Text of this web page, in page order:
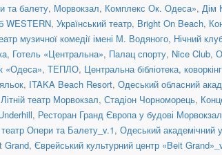
та балету, Морвокзал, Комплекс Ок. Одеса», Дім
WESTERN, Український театр, Bright On Beach,
музичної комедії імені М. Водяного, Нічний
, Готель «Центральна», Палац спорту, Nice Club,
«Одеса», ТЕПЛО, Центральна бібліотека,
, ITAKA Beach Resort, Одеський обласний
Літній театр Морвокзал, Стадіон Чорноморець,
, Ресторан Гранд Європа у будові
Опери та Балету_v.1, Одеський академічний
Grand, Єврейський культурний центр «Beit